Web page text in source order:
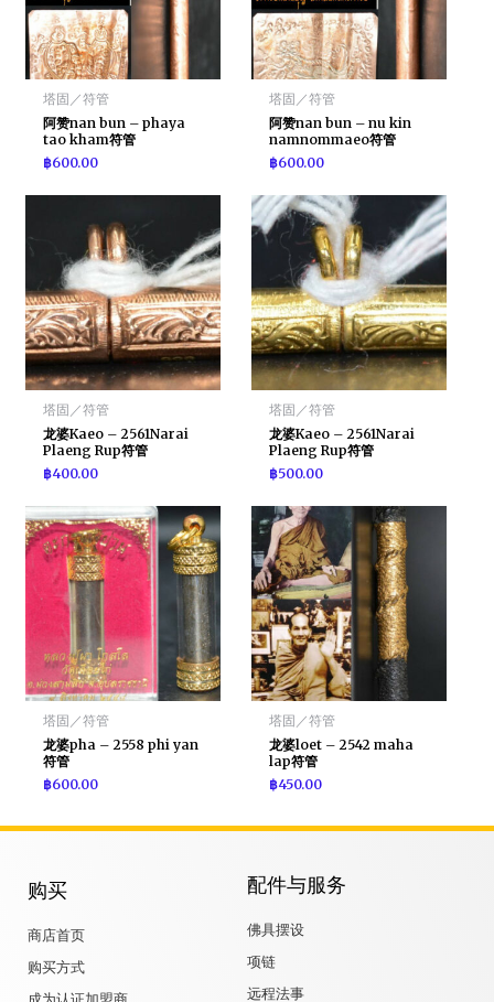
塔固／符管
阿赞nan bun – phaya
tao kham符管
฿600.00
塔固／符管
阿赞nan bun – nu kin
namnommaeo符管
฿600.00
塔固／符管
龙婆Kaeo – 2561Narai
Plaeng Rup符管
฿400.00
塔固／符管
龙婆Kaeo – 2561Narai
Plaeng Rup符管
฿500.00
塔固／符管
龙婆pha – 2558 phi yan
符管
฿600.00
塔固／符管
龙婆loet – 2542 maha
lap符管
฿450.00
购买
商店首页
购买方式
配件与服务
佛具摆设
项链
远程法事